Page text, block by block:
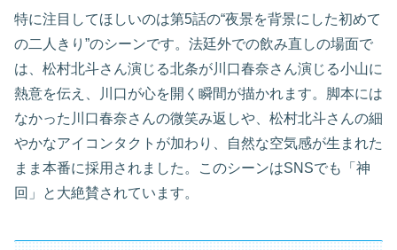
特に注目してほしいのは第5話の“夜景を背景にした初めて
の二人きり”のシーンです。法廷外での飲み直しの場面で
は、松村北斗さん演じる北条が川口春奈さん演じる小山に
熱意を伝え、川口が心を開く瞬間が描かれます。脚本には
なかった川口春奈さんの微笑み返しや、松村北斗さんの細
やかなアイコンタクトが加わり、自然な空気感が生まれた
まま本番に採用されました。このシーンはSNSでも「神
回」と大絶賛されています。